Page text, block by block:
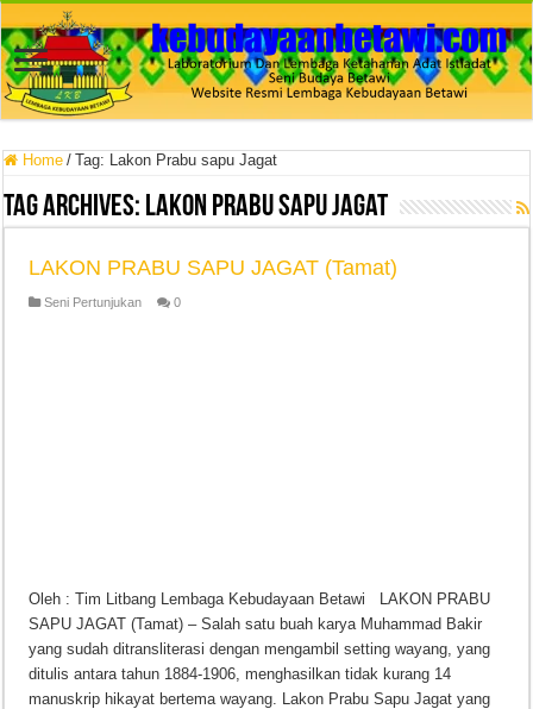
Home / Tag: Lakon Prabu sapu Jagat
Tag Archives: Lakon Prabu sapu Jagat
LAKON PRABU SAPU JAGAT (Tamat)
Seni Pertunjukan 0
Oleh : Tim Litbang Lembaga Kebudayaan Betawi LAKON PRABU
SAPU JAGAT (Tamat) – Salah satu buah karya Muhammad Bakir
yang sudah ditransliterasi dengan mengambil setting wayang, yang
ditulis antara tahun 1884-1906, menghasilkan tidak kurang 14
manuskrip hikayat bertema wayang. Lakon Prabu Sapu Jagat yang